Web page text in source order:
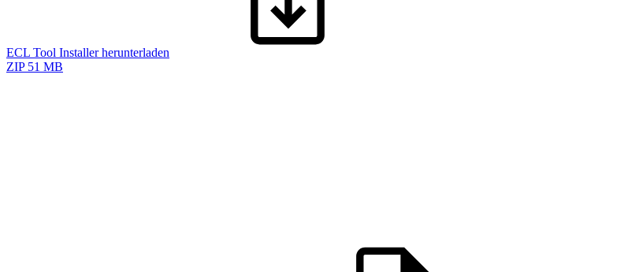
ECL Tool Installer herunterladen
ZIP 51 MB